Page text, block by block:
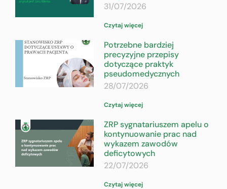
31/07/2026
Czytaj więcej
Potrzebne bardziej
precyzyjne przepisy
dotyczące praktyk
pseudomedycznych
28/07/2026
Czytaj więcej
ZRP sygnatariuszem apelu o
kontynuowanie prac nad
wykazem zawodów
deficytowych
22/07/2026
Czytaj więcej